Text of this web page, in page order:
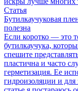
Статья
Бутилкаучуковая
полезна
Если коротко — это
бутилкаучука,
спешите
пластична и часто
герметизация. Ее
гидроизоляции и